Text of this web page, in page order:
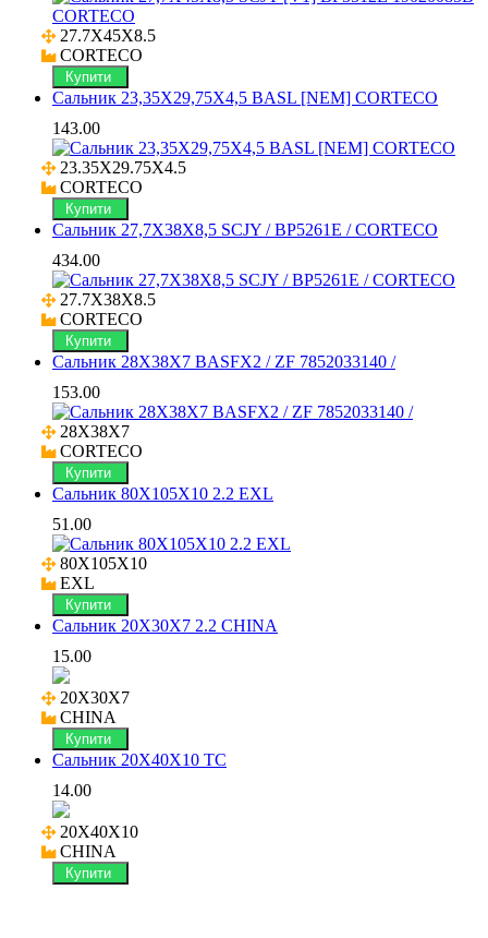
27.7X45X8.5
CORTECO
Купити
Сальник 23,35X29,75X4,5 BASL [NEM] CORTECO
143.00
23.35X29.75X4.5
CORTECO
Купити
Сальник 27,7X38X8,5 SCJY / BP5261E / CORTECO
434.00
27.7X38X8.5
CORTECO
Купити
Сальник 28X38X7 BASFX2 / ZF 7852033140 /
153.00
28X38X7
CORTECO
Купити
Сальник 80X105X10 2.2 EXL
51.00
80X105X10
EXL
Купити
Сальник 20X30X7 2.2 CHINA
15.00
20X30X7
CHINA
Купити
Сальник 20X40X10 TC
14.00
20X40X10
CHINA
Купити